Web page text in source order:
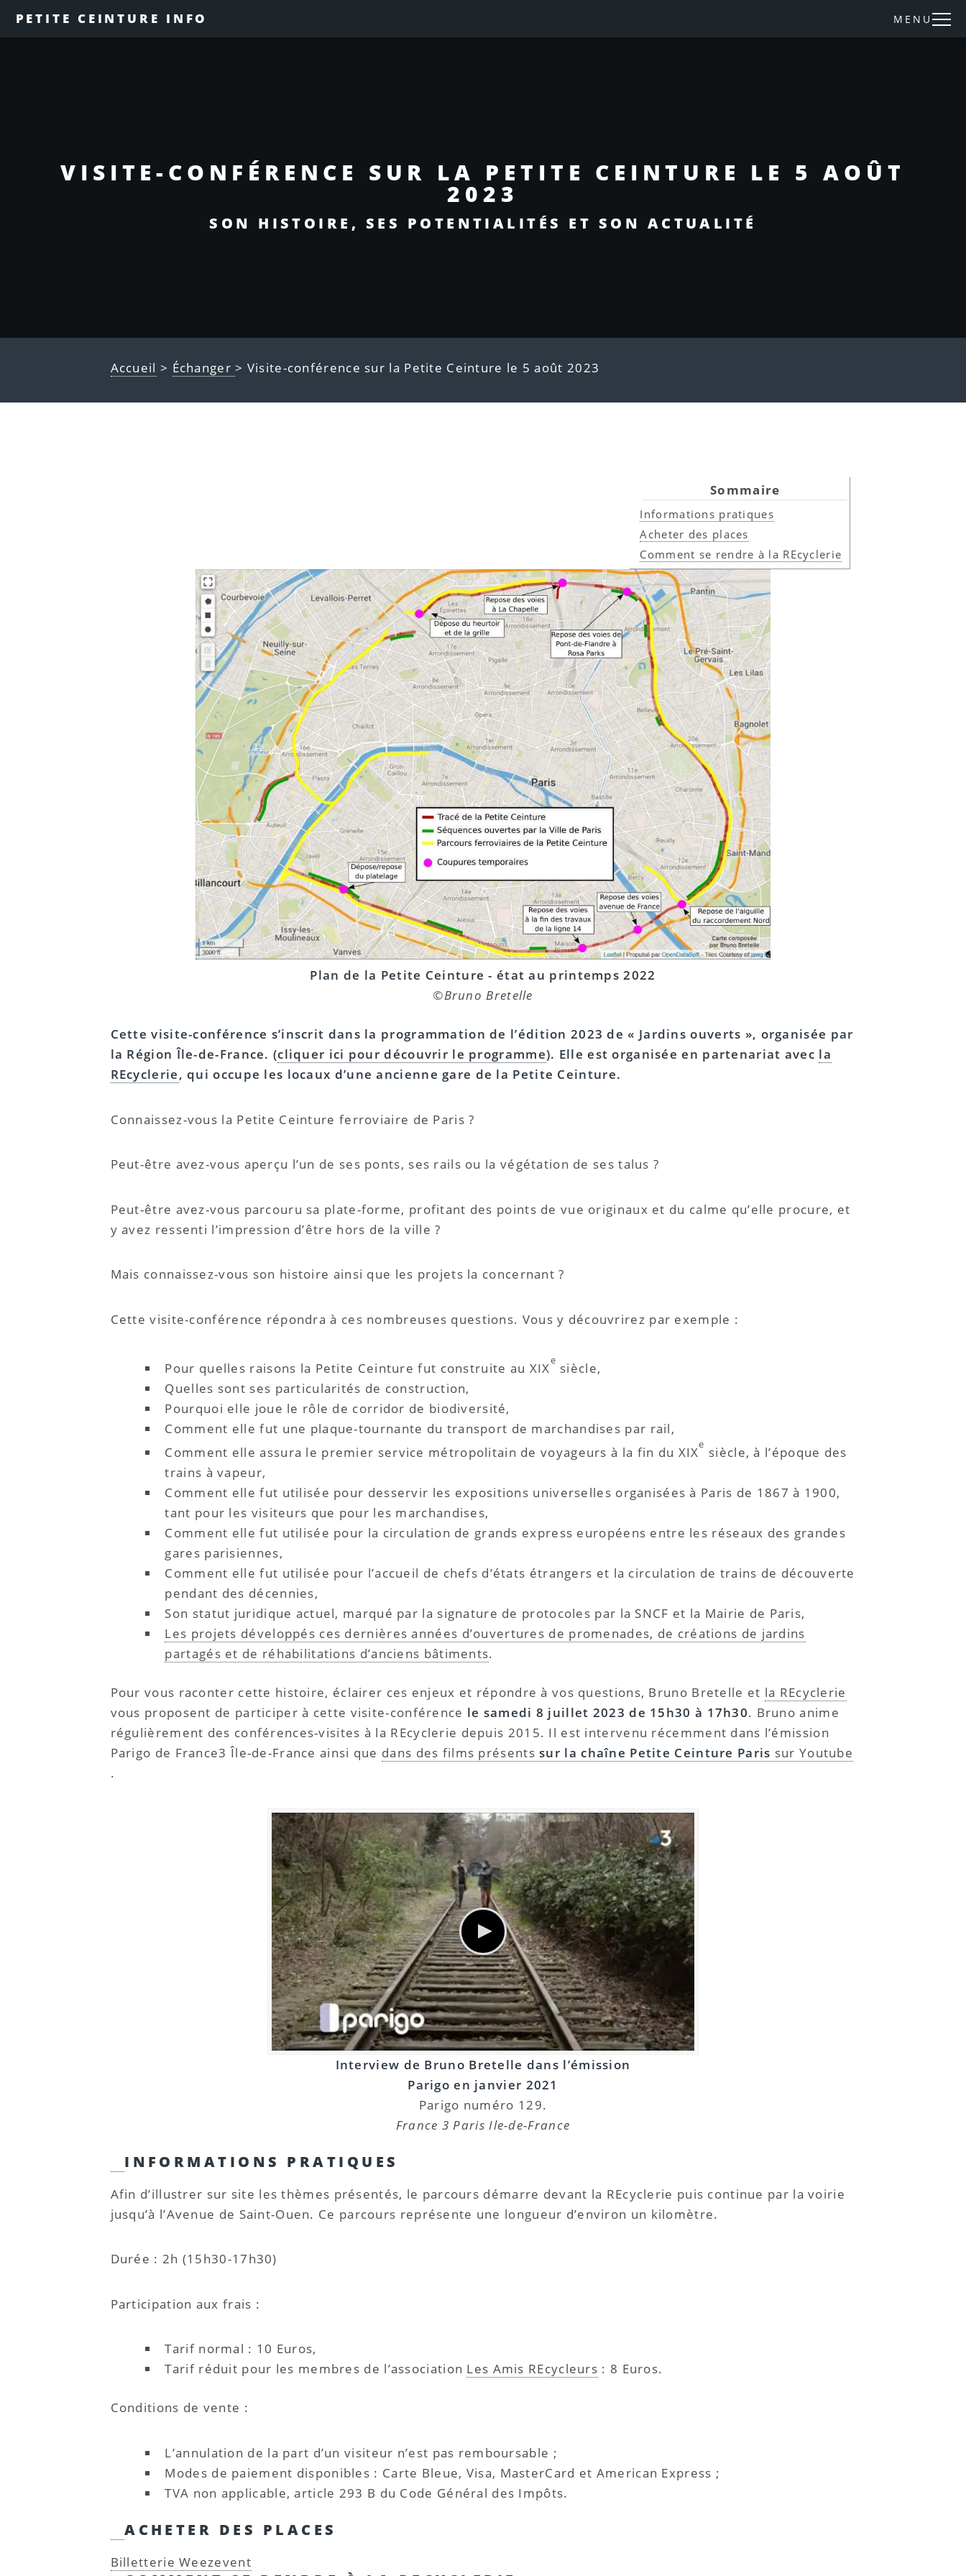
PETITE CEINTURE INFO MENU
VISITE-CONFÉRENCE SUR LA PETITE CEINTURE LE 5 AOÛT
2023
SON HISTOIRE, SES POTENTIALITÉS ET SON ACTUALITÉ
Accueil > Échanger> Visite-conférence sur la Petite Ceinture le 5 août 2023
Sommaire
Informations pratiques
Acheter des places
Comment se rendre à la REcyclerie
Plan de la Petite Ceinture - état au printemps 2022
©Bruno Bretelle
Cette visite-conférence s’inscrit dans la programmation de l’édition 2023 de « Jardins ouverts », organisée par
la Région Île-de-France. (cliquer ici pour découvrir le programme). Elle est organisée en partenariat avec la
REcyclerie, qui occupe les locaux d’une ancienne gare de la Petite Ceinture.
Connaissez-vous la Petite Ceinture ferroviaire de Paris ?
Peut-être avez-vous aperçu l’un de ses ponts, ses rails ou la végétation de ses talus ?
Peut-être avez-vous parcouru sa plate-forme, profitant des points de vue originaux et du calme qu’elle procure, et
y avez ressenti l’impression d’être hors de la ville ?
Mais connaissez-vous son histoire ainsi que les projets la concernant ?
Cette visite-conférence répondra à ces nombreuses questions. Vous y découvrirez par exemple :
Pour quelles raisons la Petite Ceinture fut construite au XIX
e
siècle,
Quelles sont ses particularités de construction,
Pourquoi elle joue le rôle de corridor de biodiversité,
Comment elle fut une plaque-tournante du transport de marchandises par rail,
Comment elle assura le premier service métropolitain de voyageurs à la fin du XIX
e
siècle, à l’époque des
trains à vapeur,
Comment elle fut utilisée pour desservir les expositions universelles organisées à Paris de 1867 à 1900,
tant pour les visiteurs que pour les marchandises,
Comment elle fut utilisée pour la circulation de grands express européens entre les réseaux des grandes
gares parisiennes,
Comment elle fut utilisée pour l’accueil de chefs d’états étrangers et la circulation de trains de découverte
pendant des décennies,
Son statut juridique actuel, marqué par la signature de protocoles par la SNCF et la Mairie de Paris,
Les projets développés ces dernières années d’ouvertures de promenades, de créations de jardins
partagés et de réhabilitations d’anciens bâtiments.
Pour vous raconter cette histoire, éclairer ces enjeux et répondre à vos questions, Bruno Bretelle et la REcyclerie
vous proposent de participer à cette visite-conférence le samedi 8 juillet 2023 de 15h30 à 17h30. Bruno anime
régulièrement des conférences-visites à la REcyclerie depuis 2015. Il est intervenu récemment dans l’émission
Parigo de France3 Île-de-France ainsi que dans des films présentssur la chaîne Petite Ceinture Paris sur Youtube
.
Interview de Bruno Bretelle dans l’émission
Parigo en janvier 2021
Parigo numéro 129.
France 3 Paris Ile-de-France
INFORMATIONS PRATIQUES
Afin d’illustrer sur site les thèmes présentés, le parcours démarre devant la REcyclerie puis continue par la voirie
jusqu’à l’Avenue de Saint-Ouen. Ce parcours représente une longueur d’environ un kilomètre.
Durée : 2h (15h30-17h30)
Participation aux frais :
Tarif normal : 10 Euros,
Tarif réduit pour les membres de l’association Les Amis REcycleurs : 8 Euros.
Conditions de vente :
L’annulation de la part d’un visiteur n’est pas remboursable ;
Modes de paiement disponibles : Carte Bleue, Visa, MasterCard et American Express ;
TVA non applicable, article 293 B du Code Général des Impôts.
ACHETER DES PLACES
Billetterie Weezevent